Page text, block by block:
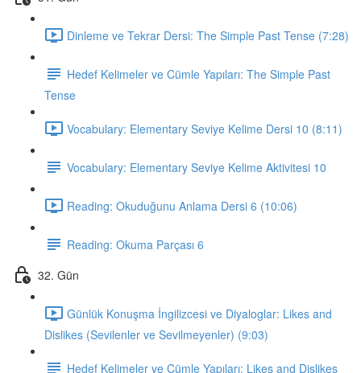
Dinleme ve Tekrar Dersi: The Simple Past Tense (7:28)
Hedef Kelimeler ve Cümle Yapıları: The Simple Past
Tense
Vocabulary: Elementary Seviye Kelime Dersi 10 (8:11)
Vocabulary: Elementary Seviye Kelime Aktivitesi 10
Reading: Okuduğunu Anlama Dersi 6 (10:06)
Reading: Okuma Parçası 6
32. Gün
Günlük Konuşma İngilizcesi ve Diyaloglar: Likes and
Dislikes (Sevilenler ve Sevilmeyenler) (9:03)
Hedef Kelimeler ve Cümle Yapıları: Likes and Dislikes